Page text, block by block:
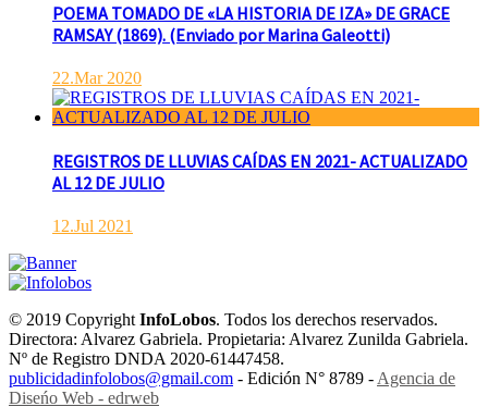
POEMA TOMADO DE «LA HISTORIA DE IZA» DE GRACE
RAMSAY (1869). (Enviado por Marina Galeotti)
22.Mar 2020
REGISTROS DE LLUVIAS CAÍDAS EN 2021- ACTUALIZADO
AL 12 DE JULIO
12.Jul 2021
© 2019 CopyrightInfoLobos. Todos los derechos reservados.
Directora: Alvarez Gabriela. Propietaria: Alvarez Zunilda Gabriela.
Nº de Registro DNDA 2020-61447458.
publicidadinfolobos@gmail.com - Edición N° 8789 -Agencia de
Diseńo Web - edrweb